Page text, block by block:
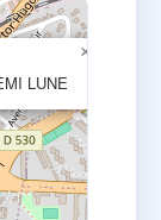
LUNE
×